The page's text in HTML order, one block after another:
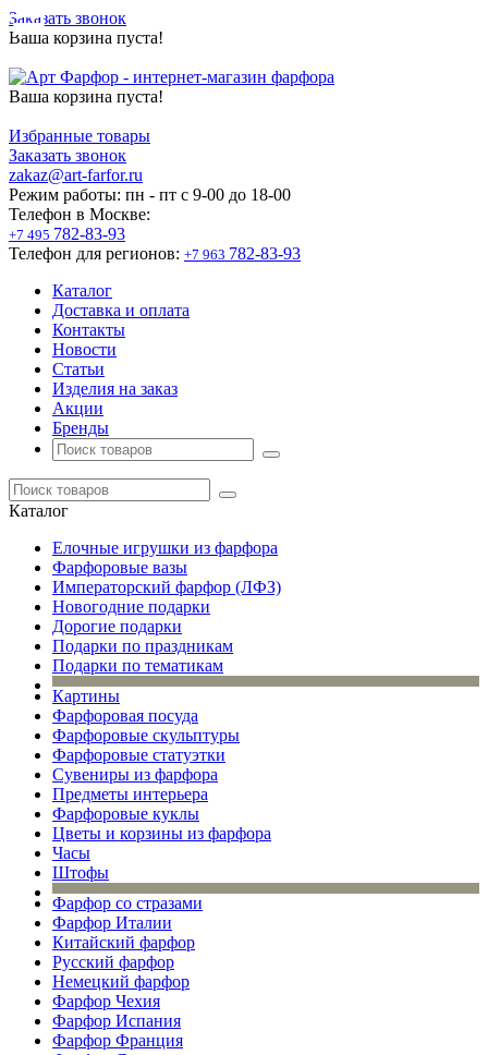
Заказать звонок
Ваша корзина пуста!
Ваша корзина пуста!
Избранные товары
Заказать звонок
zakaz@art-farfor.ru
Режим работы: пн - пт c 9-00 до 18-00
Телефон в Москве:
+7 495 782-83-93
Телефон для регионов: +7 963 782-83-93
Каталог
Доставка и оплата
Контакты
Новости
Статьи
Изделия на заказ
Акции
Бренды
Каталог
Елочные игрушки из фарфора
Фарфоровые вазы
Императорский фарфор (ЛФЗ)
Новогодние подарки
Дорогие подарки
Подарки по праздникам
Подарки по тематикам
Картины
Фарфоровая посуда
Фарфоровые скульптуры
Фарфоровые статуэтки
Сувениры из фарфора
Предметы интерьера
Фарфоровые куклы
Цветы и корзины из фарфора
Часы
Штофы
Фарфор со стразами
Фарфор Италии
Китайский фарфор
Русский фарфор
Немецкий фарфор
Фарфор Чехия
Фарфор Испания
Фарфор Франция